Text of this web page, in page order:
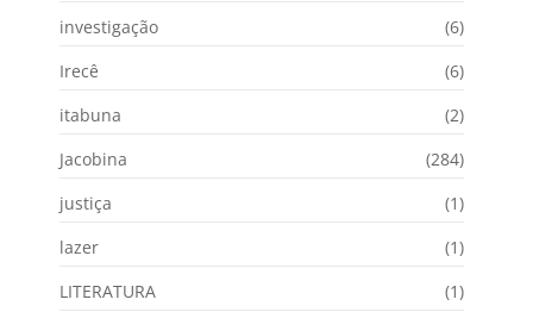
investigação
(6)
Irecê
(6)
itabuna
(2)
Jacobina
(284)
justiça
(1)
lazer
(1)
LITERATURA
(1)